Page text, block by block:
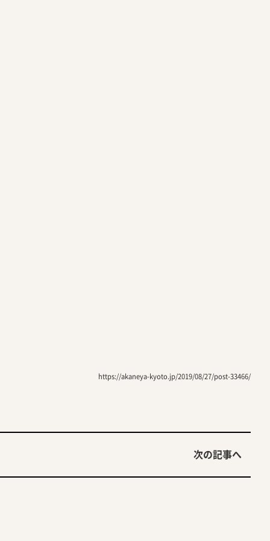
https://akaneya-kyoto.jp/2019/08/27/post-33466/
次の記事へ